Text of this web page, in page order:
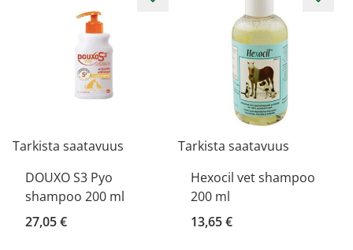
Tarkista saatavuus
DOUXO S3 Pyo
shampoo 200 ml
27,05 €
Tarkista saatavuus
Hexocil vet shampoo
200 ml
13,65 €